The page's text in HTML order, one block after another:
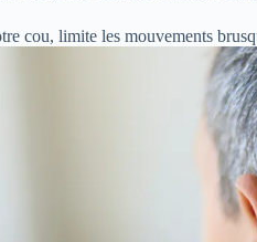
cou, limite les mouvements